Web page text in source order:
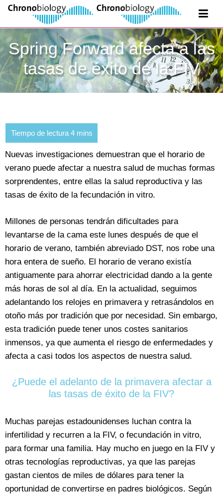
Spring Forward afecta a las
tasas de éxito de la FIV
Nuevas investigaciones demuestran que el horario de
verano puede afectar a nuestra salud de muchas formas
sorprendentes, entre ellas la salud reproductiva y las
tasas de éxito de la fecundación in vitro.
Millones de personas tendrán dificultades para
levantarse de la cama este lunes después de que el
horario de verano, también abreviado DST, nos robe una
hora entera de sueño. El horario de verano existía
antiguamente para ahorrar electricidad dando a la gente
más horas de sol al día. En la actualidad, seguimos
adelantando los relojes en primavera y retrasándolos en
otoño más por tradición que por necesidad. Sin embargo,
esta tradición puede tener unos costes sanitarios
inmensos, ya que aumenta el riesgo de enfermedades y
afecta a casi todos los aspectos de nuestra salud.
¿Puede el adelanto de la primavera afectar a
las tasas de éxito de la FIV?
Muchas parejas estadounidenses luchan contra la
infertilidad y recurren a la FIV, o fecundación in vitro,
para formar una familia. Hay mucho en juego en la FIV y
otras tecnologías reproductivas, ya que las parejas
gastan cientos de miles de dólares para tener la
oportunidad de convertirse en padres biológicos. Según